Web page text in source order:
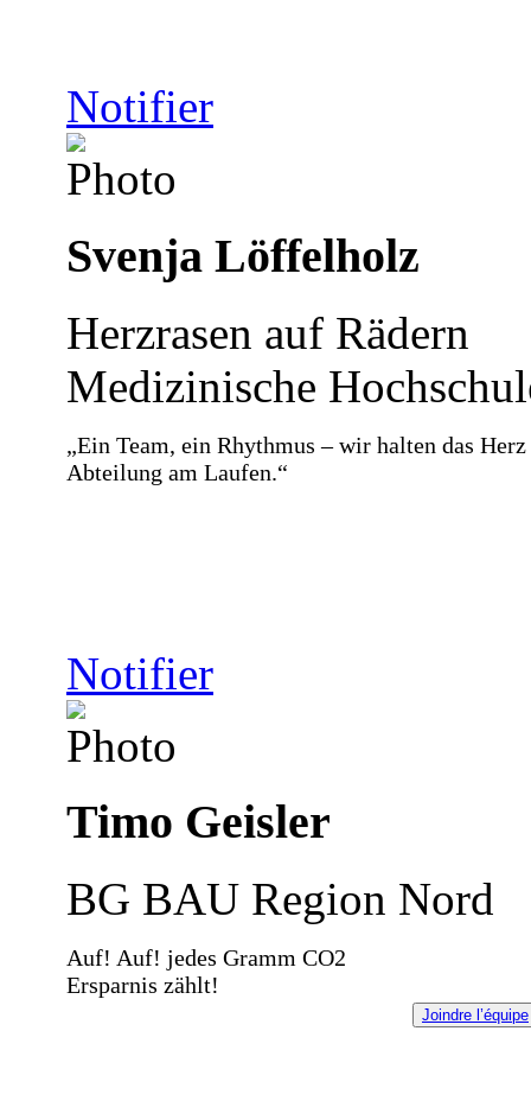
Notifier
Svenja Löffelholz
Herzrasen auf Rädern
Medizinische
„Ein Team, ein Rhythmus – wir halten das Herz
Abteilung am Laufen.“
Notifier
Timo Geisler
BG BAU Region Nord
Auf! Auf! jedes Gramm CO2
Ersparnis zählt!
Joindre l’équipe